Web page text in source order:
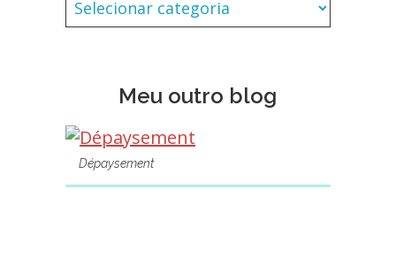
Meu outro blog
Dépaysement